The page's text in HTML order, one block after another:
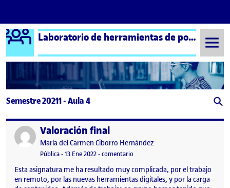
Saltar al contenido
Logo Ágora Laboratorio de herramientas de portafolios aula 4
Semestre 20211 - Aula 4
Publicado porValoración final
Publicado por
María del Carmen Ciborro Hernández
Visibilidad:
Pública-Fecha de publicación
13 Ene 2022-comentario
Esta asignatura me ha resultado muy complicada, por el trabajo
en remoto, por las nuevas herramientas digitales, y por la carga